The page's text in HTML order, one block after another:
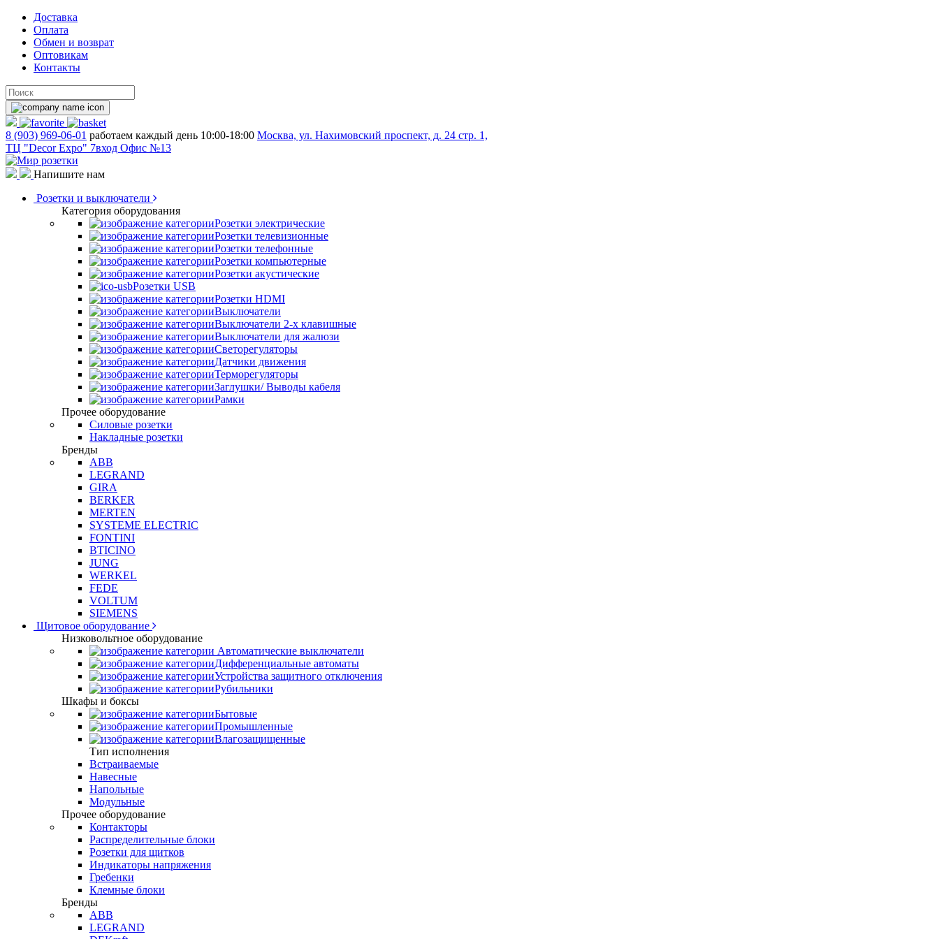
Доставка
Оплата
Обмен и возврат
Оптовикам
Контакты
8 (903) 969-06-01 работаем каждый день 10:00-18:00 Москва, ул. Нахимовский проспект, д. 24 стр. 1,
ТЦ "Decor Expo" 7вход Офис №13
Напишите нам
Розетки и выключатели
Категория оборудования
Розетки электрические
Розетки телевизионные
Розетки телефонные
Розетки компьютерные
Розетки акустические
Розетки USB
Розетки HDMI
Выключатели
Выключатели 2-х клавишные
Выключатели для жалюзи
Светорегуляторы
Датчики движения
Терморегуляторы
Заглушки/ Выводы кабеля
Рамки
Прочее оборудование
Силовые розетки
Накладные розетки
Бренды
ABB
LEGRAND
GIRA
BERKER
MERTEN
SYSTEME ELECTRIC
FONTINI
BTICINO
JUNG
WERKEL
FEDE
VOLTUM
SIEMENS
Щитовое оборудование
Низковольтное оборудование
Автоматические выключатели
Дифференциальные автоматы
Устройства защитного отключения
Рубильники
Шкафы и боксы
Бытовые
Промышленные
Влагозащищенные
Тип исполнения
Встраиваемые
Навесные
Напольные
Модульные
Прочее оборудование
Контакторы
Распределительные блоки
Розетки для щитков
Индикаторы напряжения
Гребенки
Клемные блоки
Бренды
ABB
LEGRAND